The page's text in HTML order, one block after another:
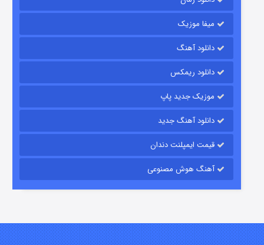
قسمت
قسمت۲ (دوبله) منتشر شد
میفا موزیک
دانلود آهنگ
دانلود ریمکس
موزیک جدید پاپ
دانلود آهنگ جدید
قیمت ایمپلنت دندان
آهنگ هوش مصنوعی